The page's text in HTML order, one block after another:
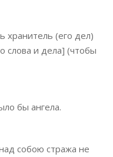
хранитель (его дел)
слова и дела] (чтобы
бы ангела.
собою стража не